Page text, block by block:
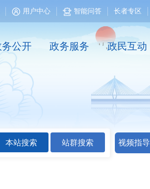
用户中心 智能问答 长者专区
务公开 政务服务 政民互动
本站搜索 站群搜索 视频指导